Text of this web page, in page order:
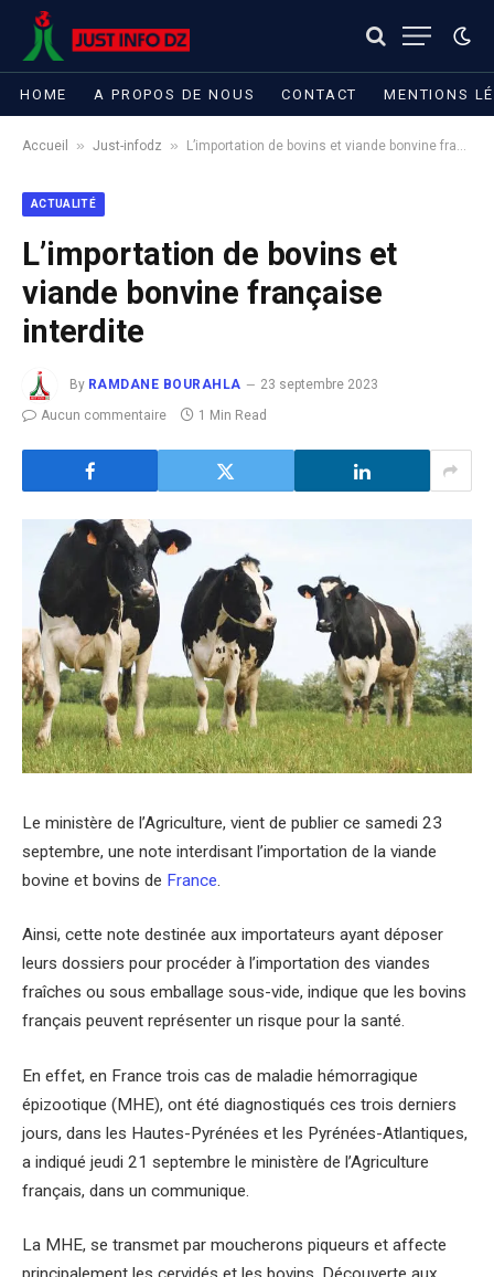
HOME A PROPOS DE NOUS CONTACT MENTIONS
Accueil » Just-infodz » L’importation de bovins et viande bonvine française interdite
ACTUALITÉ
L’importation de bovins et
viande bonvine française
interdite
By RAMDANE BOURAHLA
23 septembre 2023
Aucun commentaire
1 Min Read
Le ministère de l’Agriculture, vient de publier ce samedi 23
septembre, une note interdisant l’importation de la viande
bovine et bovins de France
Ainsi, cette note destinée aux importateurs ayant déposer
leurs dossiers pour procéder à l’importation des viandes
fraîches ou sous emballage sous-vide, indique que les bovins
français peuvent représenter un risque pour la santé.
En effet, en France trois cas de maladie hémorragique
épizootique (MHE), ont été diagnostiqués ces trois derniers
jours, dans les Hautes-Pyrénées et les Pyrénées-Atlantiques,
a indiqué jeudi 21 septembre le ministère de l’Agriculture
français, dans un communique.
La MHE, se transmet par moucherons piqueurs et affecte